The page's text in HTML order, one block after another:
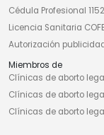
Cédula Profesional
Licencia Sanitaria
Autorización publicidad
Miembros de
Clínicas de aborto
Clínicas de aborto
Clínicas de aborto